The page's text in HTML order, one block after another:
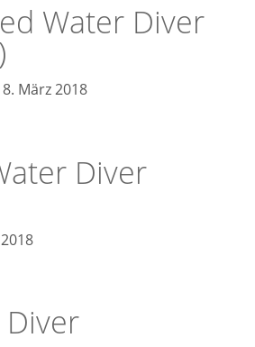
Water Diver
März 2018
Diver
Diver